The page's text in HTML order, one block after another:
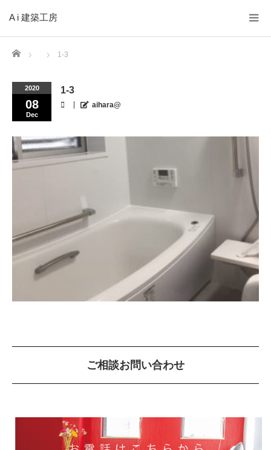
A i 建築工房
Home 1-3
2020
08
Dec
1-3
aihara@
ご相談お問い合わせ